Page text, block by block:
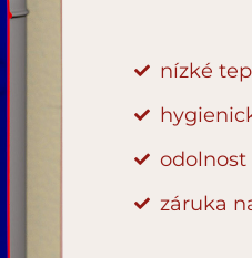
nízké
odolnost
záruka